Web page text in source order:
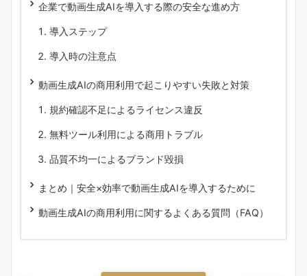
企業で動画生成AIを導入する際の安全な進め方
導入ステップ
導入時の注意点
動画生成AIの商用利用で起こりやすい失敗と対策
規約確認不足によるライセンス違反
無料ツール利用による商用トラブル
品質不均一によるブランド毀損
まとめ｜安全×効率で動画生成AIを導入するために
動画生成AIの商用利用に関するよくある質問（FAQ）